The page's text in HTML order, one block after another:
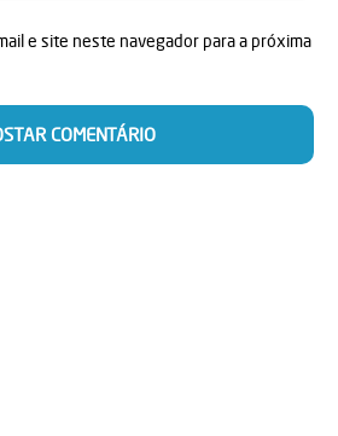
e site neste navegador para a próxima